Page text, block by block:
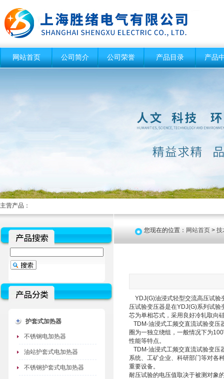
网站首页 公司简介 公司荣誉 产品目录 产品
主营产品：
护套式加热器
不锈钢电加热器
油站护套式电加热器
不锈钢护套式电加热器
您现在的位置： 网站首页 > 技
YDJ(G)油浸式轻型交流高压试验
压试验变压器是在YDJ(G)系列试
芯为单相芯式，采用良好冷轧取向
TDM-油浸式工频交直流试验变压
圈为一独立绕组，一般情况下为
性能等特点。
TDM-油浸式工频交直流试验变压
系统、工矿企业、科研部门等对各
重要设备。
耐压试验的电压值取决于被测对象